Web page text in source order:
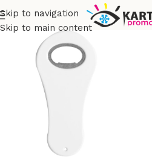
Skip to navigation
Skip to main content